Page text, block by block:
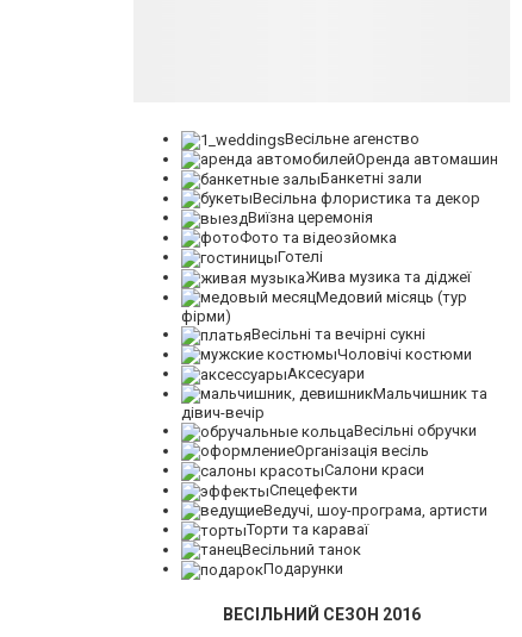
Весільне агенство
Оренда автомашин
Банкетні зали
Весільна флористика та декор
Виїзна церемонія
Фото та відеозйомка
Готелі
Жива музика та діджеї
Медовий місяць (тур
фірми)
Весільні та вечірні сукні
Чоловічі костюми
Аксесуари
Мальчишник та
дівич-вечір
Весільні обручки
Організація весіль
Салони краси
Спецефекти
Ведучі, шоу-програма, артисти
Торти та караваї
Весільний танок
Подарунки
ВЕСІЛЬНИЙ СЕЗОН 2016